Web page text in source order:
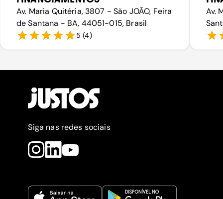
Av. Maria Quitéria, 3807 - São JOÃO, Feira
de Santana - BA, 44051-015, Brasil
5 (4)
Av.
Siga nas redes sociais